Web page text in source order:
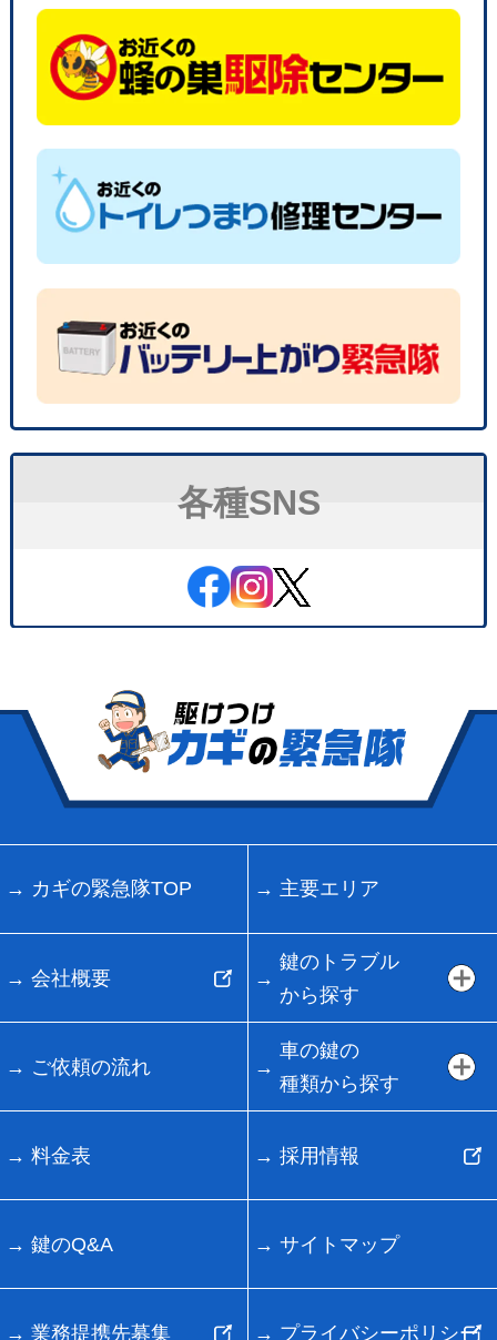
各種SNS
カギの緊急隊TOP 主要エリア
会社概要
鍵のトラブル
から探す
ご依頼の流れ
車の鍵の
種類から探す
料金表 採用情報
鍵のQ&A サイトマップ
業務提携先募集 プライバシーポリシー